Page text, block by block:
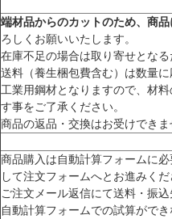
端材品からのカットのため、商
ろしくお願いいたします。
在庫不足の場合は取り寄せとなる
送料（養生梱包費含む）は数量に
工業用鋼材となりますので、材
す事をご了承ください。
商品の返品・交換はお受けできま
商品購入は自動計算フォームに
して注文フォームへとお進みくだ
ご注文メール返信にて送料・振込
自動計算フォームでの試算がで